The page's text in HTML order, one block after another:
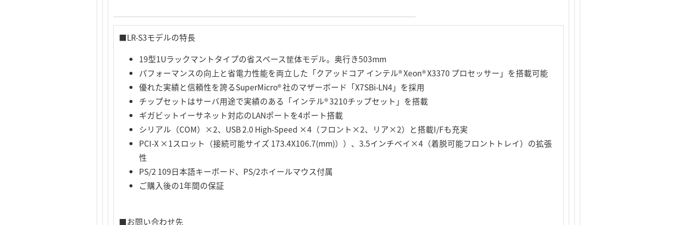
■LR-S3モデルの特長
19型1Uラックマントタイプの省スペース筐体モデル。奥行き503mm
パフォーマンスの向上と省電力性能を両立した「クアッドコア インテル® Xeon® X3370 プロセッサー」を搭載可能
優れた実績と信頼性を誇るSuperMicro® 社のマザーボード「X7SBi-LN4」を採用
チップセットはサーバ用途で実績のある「インテル® 3210チップセット」を搭載
ギガビットイーサネット対応のLANポートを4ポート搭載
シリアル（COM）×2、USB 2.0 High-Speed ×4（フロント×2、リア×2）と搭載I/Fも充実
PCI-X ×1スロット（接続可能サイズ 173.4X106.7(mm)））、3.5インチベイ×4（着脱可能フロントトレイ）の拡張
性
PS/2 109日本語キーボード、PS/2ホイールマウス付属
ご購入後の1年間の保証
■お問い合わせ先